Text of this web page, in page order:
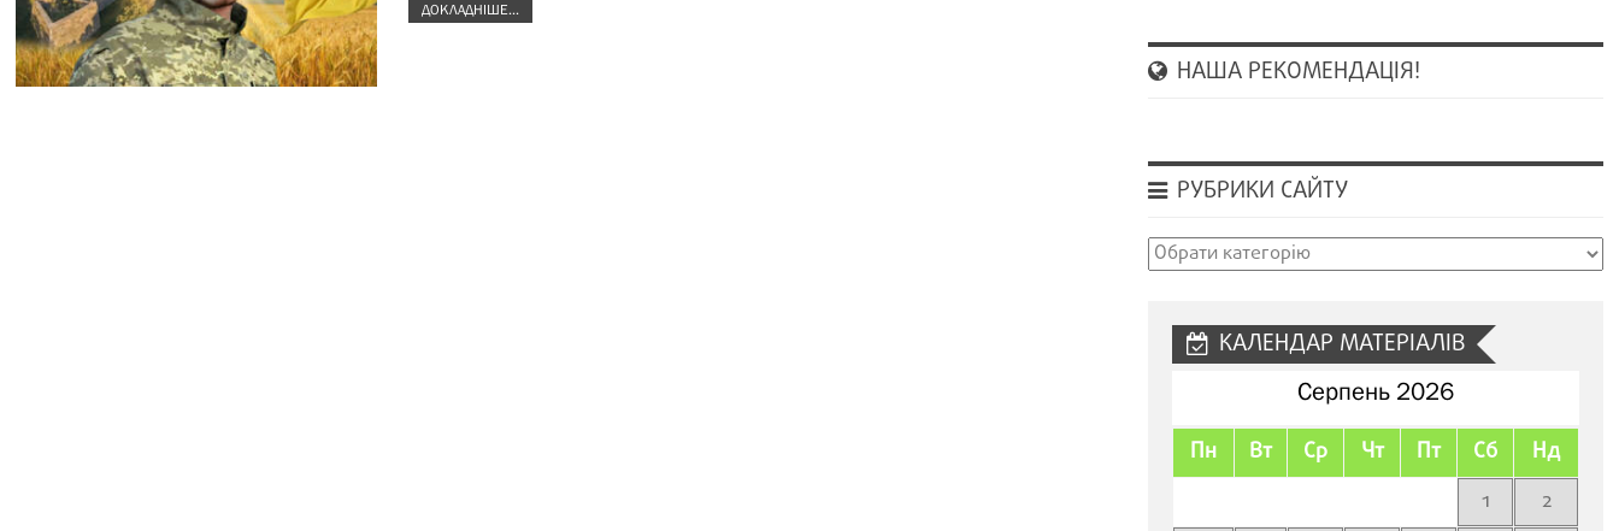
ДОКЛАДНІШЕ...
НАША РЕКОМЕНДАЦІЯ!
РУБРИКИ САЙТУ
Рубрики
КАЛЕНДАР МАТЕРІАЛІВ
Серпень 2026
Пн Вт Ср Чт Пт Сб Нд
1
2